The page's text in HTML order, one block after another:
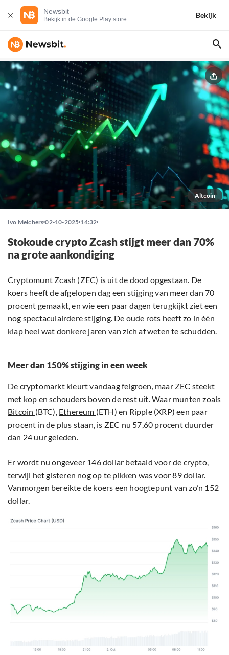
Newsbit
Bekijk in de Google Play store
Bekijk
Altcoin
Ivo Melchers 02-10-2025 14:32
Stokoude crypto Zcash stijgt meer dan 70%
na grote aankondiging
Cryptomunt Zcash (ZEC) is uit de dood opgestaan. De
koers heeft de afgelopen dag een stijging van meer dan 70
procent gemaakt, en wie een paar dagen terugkijkt ziet een
nog spectaculairdere stijging. De oude rots heeft zo in één
klap heel wat donkere jaren van zich af weten te schudden.
Meer dan 150% stijging in een week
De cryptomarkt kleurt vandaag felgroen, maar ZEC steekt
met kop en schouders boven de rest uit. Waar munten zoals
Bitcoin (BTC), Ethereum (ETH) en Ripple (XRP) een paar
procent in de plus staan, is ZEC nu 57,60 procent duurder
dan 24 uur geleden.
Er wordt nu ongeveer 146 dollar betaald voor de crypto,
terwijl het gisteren nog op te pikken was voor 89 dollar.
Vanmorgen bereikte de koers een hoogtepunt van zo’n 152
dollar.